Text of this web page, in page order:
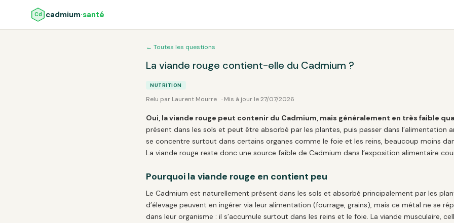
Cd cadmium·santé
← Toutes les questions
La viande rouge contient-elle du Cadmium ?
NUTRITION
Relu par Laurent Mourre · Mis à jour le 27/07/2026
Oui, la viande rouge peut contenir du Cadmium, mais généralement en très faible
présent dans les sols et peut être absorbé par les plantes, puis passer dans l’alimentation
se concentre surtout dans certains organes comme le foie et les reins, beaucoup moins
La viande rouge reste donc une source faible de Cadmium dans l’exposition alimentaire
Pourquoi la viande rouge en contient peu
Le Cadmium est naturellement présent dans les sols et absorbé principalement par les
d’élevage peuvent en ingérer via leur alimentation (fourrage, grains), mais ce métal ne se
dans leur organisme : il s’accumule surtout dans les reins et le foie. La viande musculaire,